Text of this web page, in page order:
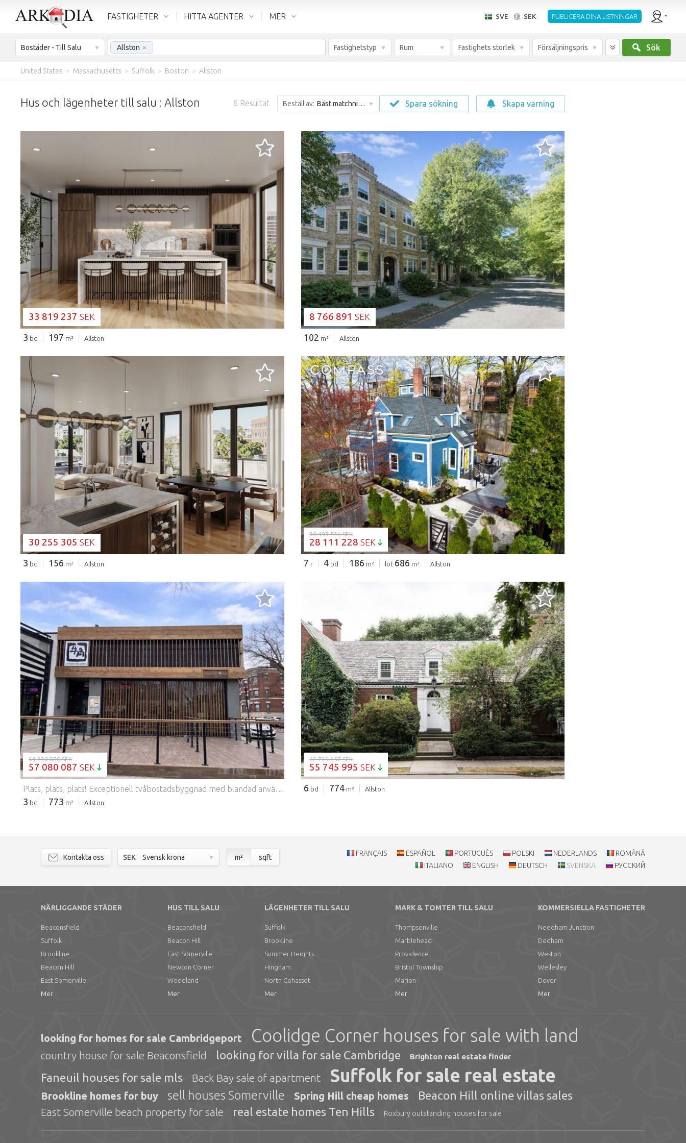
FASTIGHETER HITTA AGENTER MER SVE SEK PUBLICERA DINA LISTNINGAR
Bostäder - Till Salu Allston × Fastighetstyp Rum Fastighets storlek Försäljningspris Sök
United States > Massachusetts > Suffolk > Boston > Allston
Hus och lägenheter till salu : Allston 6 Resultat Beställ av: Bäst matchning Spara sökning Skapa varning
LADDAR...
33 819 237SEK
3 bd 197 m² Allston
LADDAR...
8 766 891 SEK
102 m² Allston
LADDAR...
30 255 305SEK
3 bd 156 m² Allston
LADDAR...
30 493 536 SEK
28 111 228 SEK
7 r 4bd 186 m² lot 686 m² Allston
LADDAR...
64 230 880 SEK
57 080 087SEK
Plats, plats, plats! Exceptionell tvåbostadsbyggnad med blandad användning i hjärtat av Brookline, med en NNN-hyrd kommersiell lokal som upptas av en ledande nationell restaurangoperatör med en nyligen utbyggnad på 2 miljoner dollar+. Fastigheten inkluderar en sällsynt Brookline full alkohollicens kl. 01:00, hissåtkomst för kommersiella leveranser och rymliga uteserveringsplatser. Andra våningen erbjuder en förfinad bostad med tre sovrum och 1,5 badrum med öppet vardagsrum, matplats, tvättstuga i lägenheten och en extraordinär privat takterrass på över 1 000 kvadratfot. Oöverträffad belägen bara några steg från Green Line, Coolidge Corner, BU, Longwood Medical, H-Mart intill och Bostons mest livliga destinationer.
3 bd 773 m² Allston
LADDAR...
62 729 657 SEK
55 745 995 SEK
6 bd 774m² Allston
Kontakta oss SEK Svensk krona m² sqft FRANÇAIS ESPAÑOL PORTUGUÊS POLSKI NEDERLANDS
ROMÂNĂ
ITALIANO
ENGLISH DEUTSCH SVENSKA РУССКИЙ
NÄRLIGGANDE STÄDER
Beaconsfield
Suffolk
Brookline
Beacon Hill
East Somerville
Mer
HUS TILL SALU
Beaconsfield
Beacon Hill
East Somerville
Newton Corner
Woodland
Mer
LÄGENHETER TILL SALU
Suffolk
Brookline
Summer Heights
Hingham
North Cohasset
Mer
MARK & TOMTER TILL SALU
Thompsonville
Marblehead
Providence
Bristol Township
Marion
Mer
KOMMERSIELLA FASTIGHETER
Needham Junction
Dedham
Weston
Wellesley
Dover
Mer
looking for homes for sale Cambridgeport Coolidge Corner houses for sale with land
country house for sale Beaconsfield looking for villa for sale Cambridge Brighton real estate finder
Faneuil houses for sale mls Back Bay sale of apartment Suffolk for sale real estate
Brookline homes for buy sell houses Somerville Spring Hill cheap homes Beacon Hill online villas sales
East Somerville beach property for sale real estate homes Ten Hills Roxbury outstanding houses for sale